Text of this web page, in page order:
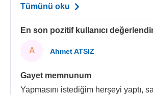
Tümünü oku
En son pozitif kullanıcı
A Ahmet ATSIZ
Gayet memnunum
Yapmasını istediğim herşeyi yaptı,